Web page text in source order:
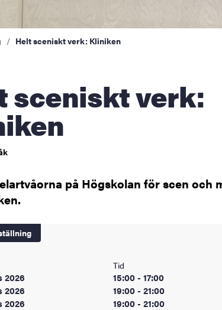
Helt sceniskt verk: Kliniken
på Högskolan för scen och
2026
2026
2026
Tid
15:00 - 17:00
19:00 - 21:00
19:00 - 21:00